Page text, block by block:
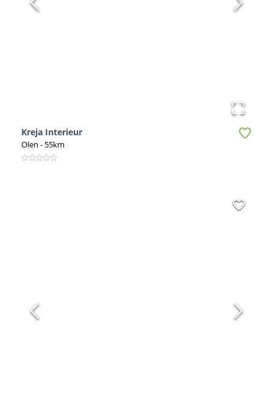
Kreja Interieur
Olen - 55km